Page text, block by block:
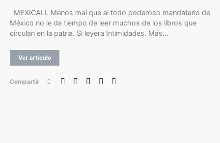
MEXICALI. Menos mal que al todo poderoso mandatario de
México no le da tiempo de leer muchos de los libros que
circulan en la patria. Si leyera Intimidades. Más…
Ver artículo
Compartir